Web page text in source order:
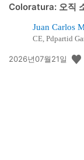
Coloratura: 오직
Juan Carlos
CE, Pdpartid
공
2026년07월21일